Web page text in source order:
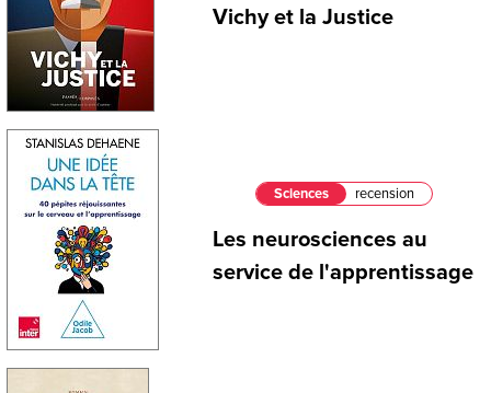
Vichy et la Justice
Sciences recension
Les neurosciences au
service de l'apprentissage